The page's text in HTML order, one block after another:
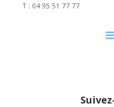
T : 04 95 51 77 77